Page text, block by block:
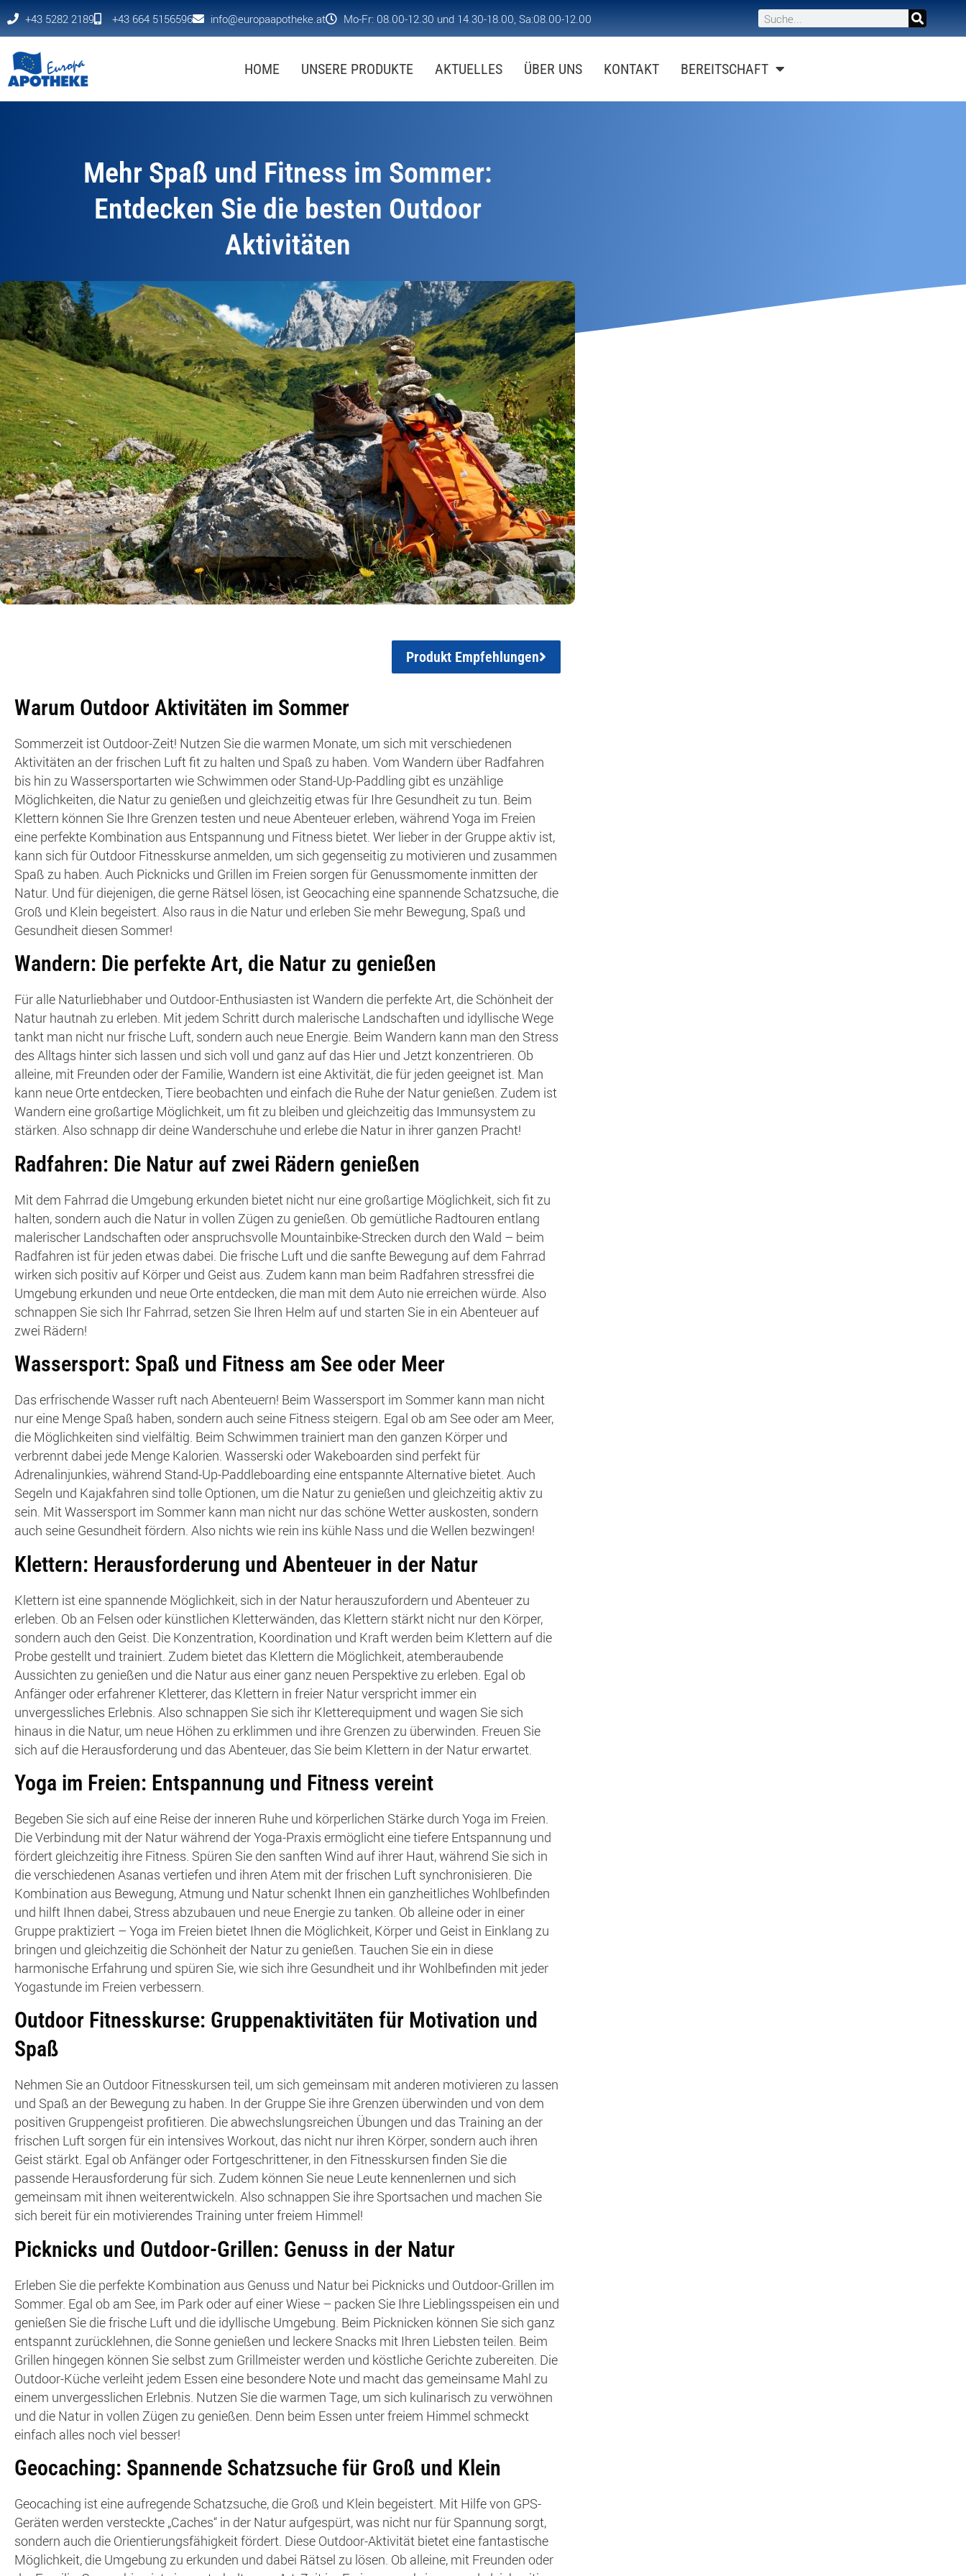
+43 5282 2189 +43 664 5156596 info@europaapotheke.at Mo-Fr: 08.00-12.30 und 14.30-18.00, Sa:08.00-12.00
HOME UNSERE PRODUKTE AKTUELLES ÜBER UNS KONTAKT BEREITSCHAFT
Mehr Spaß und Fitness im Sommer:
Entdecken Sie die besten Outdoor
Aktivitäten
Produkt Empfehlungen
Warum Outdoor Aktivitäten im Sommer
Sommerzeit ist Outdoor-Zeit! Nutzen Sie die warmen Monate, um sich mit verschiedenen
Aktivitäten an der frischen Luft fit zu halten und Spaß zu haben. Vom Wandern über Radfahren
bis hin zu Wassersportarten wie Schwimmen oder Stand-Up-Paddling gibt es unzählige
Möglichkeiten, die Natur zu genießen und gleichzeitig etwas für Ihre Gesundheit zu tun. Beim
Klettern können Sie Ihre Grenzen testen und neue Abenteuer erleben, während Yoga im Freien
eine perfekte Kombination aus Entspannung und Fitness bietet. Wer lieber in der Gruppe aktiv ist,
kann sich für Outdoor Fitnesskurse anmelden, um sich gegenseitig zu motivieren und zusammen
Spaß zu haben. Auch Picknicks und Grillen im Freien sorgen für Genussmomente inmitten der
Natur. Und für diejenigen, die gerne Rätsel lösen, ist Geocaching eine spannende Schatzsuche, die
Groß und Klein begeistert. Also raus in die Natur und erleben Sie mehr Bewegung, Spaß und
Gesundheit diesen Sommer!
Wandern: Die perfekte Art, die Natur zu genießen
Für alle Naturliebhaber und Outdoor-Enthusiasten ist Wandern die perfekte Art, die Schönheit der
Natur hautnah zu erleben. Mit jedem Schritt durch malerische Landschaften und idyllische Wege
tankt man nicht nur frische Luft, sondern auch neue Energie. Beim Wandern kann man den Stress
des Alltags hinter sich lassen und sich voll und ganz auf das Hier und Jetzt konzentrieren. Ob
alleine, mit Freunden oder der Familie, Wandern ist eine Aktivität, die für jeden geeignet ist. Man
kann neue Orte entdecken, Tiere beobachten und einfach die Ruhe der Natur genießen. Zudem ist
Wandern eine großartige Möglichkeit, um fit zu bleiben und gleichzeitig das Immunsystem zu
stärken. Also schnapp dir deine Wanderschuhe und erlebe die Natur in ihrer ganzen Pracht!
Radfahren: Die Natur auf zwei Rädern genießen
Mit dem Fahrrad die Umgebung erkunden bietet nicht nur eine großartige Möglichkeit, sich fit zu
halten, sondern auch die Natur in vollen Zügen zu genießen. Ob gemütliche Radtouren entlang
malerischer Landschaften oder anspruchsvolle Mountainbike-Strecken durch den Wald – beim
Radfahren ist für jeden etwas dabei. Die frische Luft und die sanfte Bewegung auf dem Fahrrad
wirken sich positiv auf Körper und Geist aus. Zudem kann man beim Radfahren stressfrei die
Umgebung erkunden und neue Orte entdecken, die man mit dem Auto nie erreichen würde. Also
schnappen Sie sich Ihr Fahrrad, setzen Sie Ihren Helm auf und starten Sie in ein Abenteuer auf
zwei Rädern!
Wassersport: Spaß und Fitness am See oder Meer
Das erfrischende Wasser ruft nach Abenteuern! Beim Wassersport im Sommer kann man nicht
nur eine Menge Spaß haben, sondern auch seine Fitness steigern. Egal ob am See oder am Meer,
die Möglichkeiten sind vielfältig. Beim Schwimmen trainiert man den ganzen Körper und
verbrennt dabei jede Menge Kalorien. Wasserski oder Wakeboarden sind perfekt für
Adrenalinjunkies, während Stand-Up-Paddleboarding eine entspannte Alternative bietet. Auch
Segeln und Kajakfahren sind tolle Optionen, um die Natur zu genießen und gleichzeitig aktiv zu
sein. Mit Wassersport im Sommer kann man nicht nur das schöne Wetter auskosten, sondern
auch seine Gesundheit fördern. Also nichts wie rein ins kühle Nass und die Wellen bezwingen!
Klettern: Herausforderung und Abenteuer in der Natur
Klettern ist eine spannende Möglichkeit, sich in der Natur herauszufordern und Abenteuer zu
erleben. Ob an Felsen oder künstlichen Kletterwänden, das Klettern stärkt nicht nur den Körper,
sondern auch den Geist. Die Konzentration, Koordination und Kraft werden beim Klettern auf die
Probe gestellt und trainiert. Zudem bietet das Klettern die Möglichkeit, atemberaubende
Aussichten zu genießen und die Natur aus einer ganz neuen Perspektive zu erleben. Egal ob
Anfänger oder erfahrener Kletterer, das Klettern in freier Natur verspricht immer ein
unvergessliches Erlebnis. Also schnappen Sie sich ihr Kletterequipment und wagen Sie sich
hinaus in die Natur, um neue Höhen zu erklimmen und ihre Grenzen zu überwinden. Freuen Sie
sich auf die Herausforderung und das Abenteuer, das Sie beim Klettern in der Natur erwartet.
Yoga im Freien: Entspannung und Fitness vereint
Begeben Sie sich auf eine Reise der inneren Ruhe und körperlichen Stärke durch Yoga im Freien.
Die Verbindung mit der Natur während der Yoga-Praxis ermöglicht eine tiefere Entspannung und
fördert gleichzeitig ihre Fitness. Spüren Sie den sanften Wind auf ihrer Haut, während Sie sich in
die verschiedenen Asanas vertiefen und ihren Atem mit der frischen Luft synchronisieren. Die
Kombination aus Bewegung, Atmung und Natur schenkt Ihnen ein ganzheitliches Wohlbefinden
und hilft Ihnen dabei, Stress abzubauen und neue Energie zu tanken. Ob alleine oder in einer
Gruppe praktiziert – Yoga im Freien bietet Ihnen die Möglichkeit, Körper und Geist in Einklang zu
bringen und gleichzeitig die Schönheit der Natur zu genießen. Tauchen Sie ein in diese
harmonische Erfahrung und spüren Sie, wie sich ihre Gesundheit und ihr Wohlbefinden mit jeder
Yogastunde im Freien verbessern.
Outdoor Fitnesskurse: Gruppenaktivitäten für Motivation und
Spaß
Nehmen Sie an Outdoor Fitnesskursen teil, um sich gemeinsam mit anderen motivieren zu lassen
und Spaß an der Bewegung zu haben. In der Gruppe Sie ihre Grenzen überwinden und von dem
positiven Gruppengeist profitieren. Die abwechslungsreichen Übungen und das Training an der
frischen Luft sorgen für ein intensives Workout, das nicht nur ihren Körper, sondern auch ihren
Geist stärkt. Egal ob Anfänger oder Fortgeschrittener, in den Fitnesskursen finden Sie die
passende Herausforderung für sich. Zudem können Sie neue Leute kennenlernen und sich
gemeinsam mit ihnen weiterentwickeln. Also schnappen Sie ihre Sportsachen und machen Sie
sich bereit für ein motivierendes Training unter freiem Himmel!
Picknicks und Outdoor-Grillen: Genuss in der Natur
Erleben Sie die perfekte Kombination aus Genuss und Natur bei Picknicks und Outdoor-Grillen im
Sommer. Egal ob am See, im Park oder auf einer Wiese – packen Sie Ihre Lieblingsspeisen ein und
genießen Sie die frische Luft und die idyllische Umgebung. Beim Picknicken können Sie sich ganz
entspannt zurücklehnen, die Sonne genießen und leckere Snacks mit Ihren Liebsten teilen. Beim
Grillen hingegen können Sie selbst zum Grillmeister werden und köstliche Gerichte zubereiten. Die
Outdoor-Küche verleiht jedem Essen eine besondere Note und macht das gemeinsame Mahl zu
einem unvergesslichen Erlebnis. Nutzen Sie die warmen Tage, um sich kulinarisch zu verwöhnen
und die Natur in vollen Zügen zu genießen. Denn beim Essen unter freiem Himmel schmeckt
einfach alles noch viel besser!
Geocaching: Spannende Schatzsuche für Groß und Klein
Geocaching ist eine aufregende Schatzsuche, die Groß und Klein begeistert. Mit Hilfe von GPS-
Geräten werden versteckte „Caches“ in der Natur aufgespürt, was nicht nur für Spannung sorgt,
sondern auch die Orientierungsfähigkeit fördert. Diese Outdoor-Aktivität bietet eine fantastische
Möglichkeit, die Umgebung zu erkunden und dabei Rätsel zu lösen. Ob alleine, mit Freunden oder